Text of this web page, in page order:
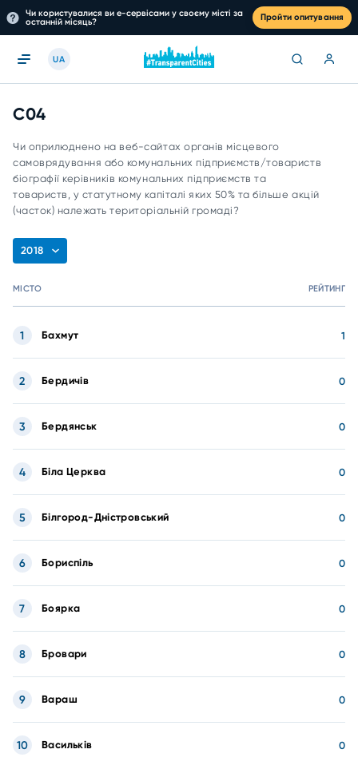
Чи користувалися ви е-сервісами у своєму місті за
останній місяць?
Пройти опитування
UA
C04
Чи оприлюднено на веб-сайтах органів місцевого
самоврядування або комунальних підприємств/товариств
біографії керівників комунальних підприємств та
товариств, у статутному капіталі яких 50% та більше акцій
(часток) належать територіальній громаді?
2018
МІСТО РЕЙТИНГ
Бахмут 1
1
Бердичів 0
2
Бердянськ 0
3
Біла Церква 0
4
Білгород-Дністровський 0
5
Бориспіль 0
6
Боярка 0
7
Бровари 0
8
Вараш 0
9
Васильків 0
10